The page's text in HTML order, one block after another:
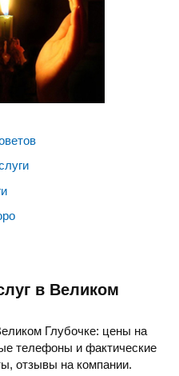
в Великом
Глубочке: цены на
телефоны и фактические
отзывы на компании.